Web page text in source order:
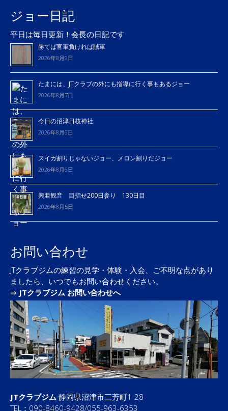
ジョー日記
平日は毎日更新！会長の日記です
勝てば官軍負ければ賊軍
2026年8月9日
たまには、JTクラブの外にも指導に行く事もあるジョー
2026年8月7日
今日の沼津日枝神社
2026年8月6日
スイカ割りじゃないジョー、メロン割りだジョー
2026年8月6日
興亜観音 目指せ200日参り 130日目
2026年8月5日
お問い合わせ
JTクラブジムの練習の見学・体験・入会、ご不明な点があり
ましたら、いつでもお問い合わせください。
⇛ JTクラブジム お問い合わせへ
JTクラブジム 静岡県沼津市三芳町1-28
TEL：090-8460-9428/055-963-6353